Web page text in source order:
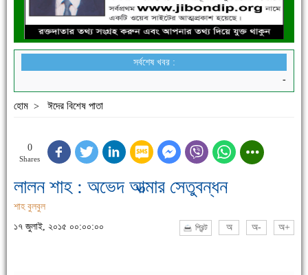
সর্বশেষ খবর :
হোম > ঈদের বিশেষ পাতা
0
Shares
লালন শাহ : অভেদ আত্মার সেতুবন্ধন
শাহ বুলবুল
১৭ জুলাই, ২০১৫ ০০:০০:০০
প্রিন্ট অ অ- অ+